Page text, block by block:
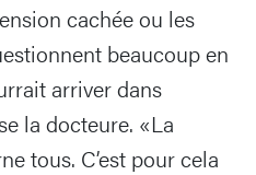
cachée ou les
beaucoup en
arriver dans
la docteure. «La
tous. C’est pour cela